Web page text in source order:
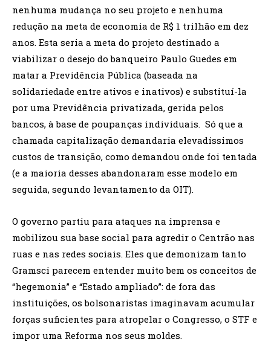
nenhuma mudança no seu projeto e nenhuma
redução na meta de economia de R$ 1 trilhão em dez
anos. Esta seria a meta do projeto destinado a
viabilizar o desejo do banqueiro Paulo Guedes em
matar a Previdência Pública (baseada na
solidariedade entre ativos e inativos) e substituí-la
por uma Previdência privatizada, gerida pelos
bancos, à base de poupanças individuais. Só que a
chamada capitalização demandaria elevadíssimos
custos de transição, como demandou onde foi tentada
(e a maioria desses abandonaram esse modelo em
seguida, segundo levantamento da OIT).
O governo partiu para ataques na imprensa e
mobilizou sua base social para agredir o Centrão nas
ruas e nas redes sociais. Eles que demonizam tanto
Gramsci parecem entender muito bem os conceitos de
“hegemonia” e “Estado ampliado”: de fora das
instituições, os bolsonaristas imaginavam acumular
forças suficientes para atropelar o Congresso, o STF e
impor uma Reforma nos seus moldes.